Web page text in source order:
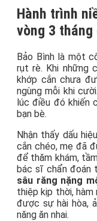
Hành trình
vòng 3 tháng
Bảo Bình là một
rụt rè. Khi những
khớp cắn chưa
ngùng mỗi khi
lúc điều đó khiến
bạn bè.
Nhận thấy dấu
cắn chéo, mẹ đã
để thăm khám,
bác sĩ chẩn đoán
sâu răng nặng
thiệp kịp thời,
được sự hài hòa,
năng ăn nhai.